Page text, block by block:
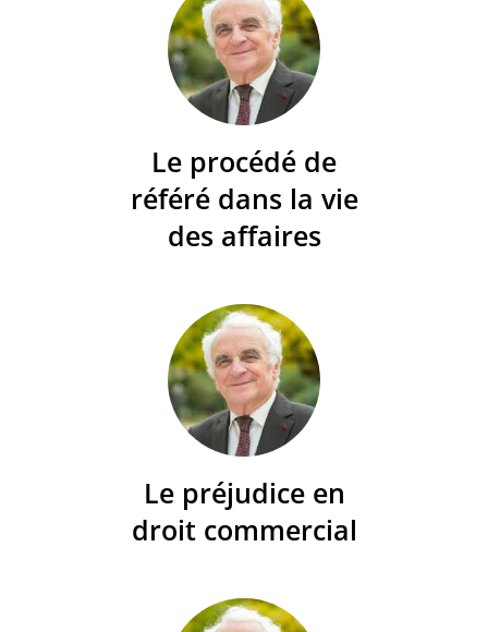
Le procédé de
référé dans la vie
des affaires
Le préjudice en
droit commercial